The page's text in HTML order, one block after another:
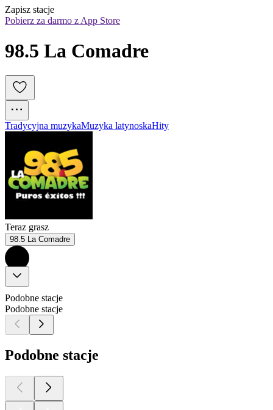
Zapisz stacje
Pobierz za darmo z App Store
98.5 La Comadre
Tradycyjna muzykaMuzyka latynoskaHity
Teraz grasz
98.5 La Comadre
Podobne stacje
Podobne stacje
Podobne stacje